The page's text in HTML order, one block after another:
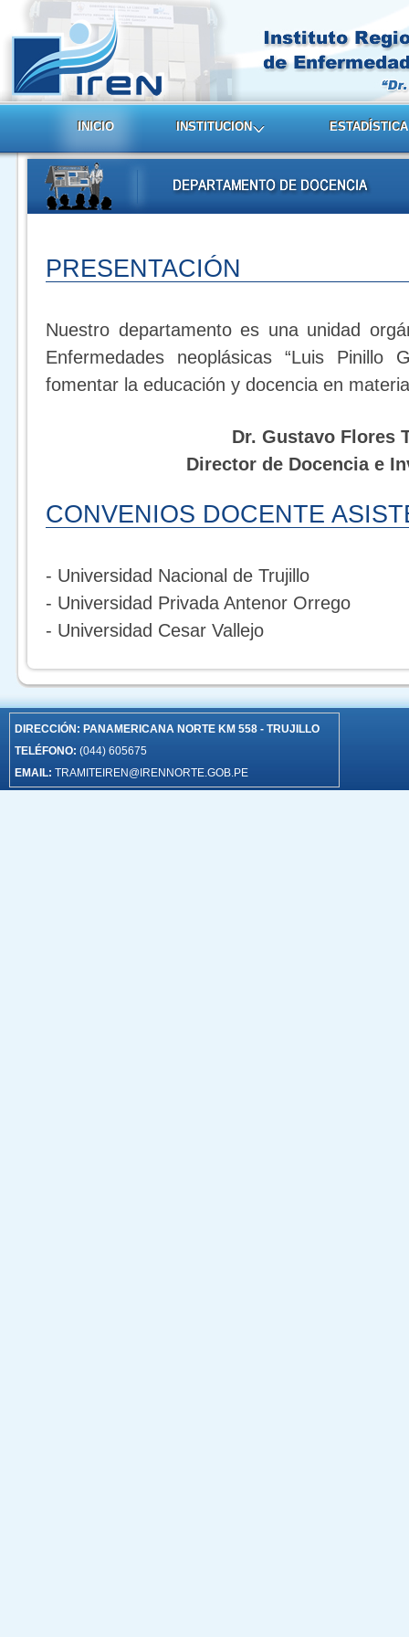
INICIO INSTITUCION ESTADÍSTICA
PRESENTACIÓN
Nuestro departamento es una unidad
Enfermedades neoplásicas “Luis Pinillo
fomentar la educación y docencia en
Dr. Gustavo Flores
Director de Docencia e
CONVENIOS DOCENTE
- Universidad Nacional de Trujillo
- Universidad Privada Antenor Orrego
- Universidad Cesar Vallejo
DIRECCIÓN: PANAMERICANA NORTE KM 558 - TRUJILLO
TELÉFONO: (044) 605675
EMAIL: TRAMITEIREN@IRENNORTE.GOB.PE